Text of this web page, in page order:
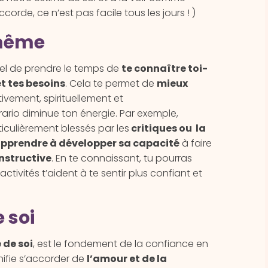
ce n’est pas facile tous les jours ! )
de prendre le temps de te connaître toi-
tes besoins. Cela te permet de mieux
spirituellement et
diminue ton énergie. Par exemple,
blessés par les critiques ou la
à développer sa capacitéà faire
. En te connaissant, tu pourras
t’aident à te sentir plus confiant et
soi
de soi, est le fondement de la confiance en
s’accorder de l’amour et de la